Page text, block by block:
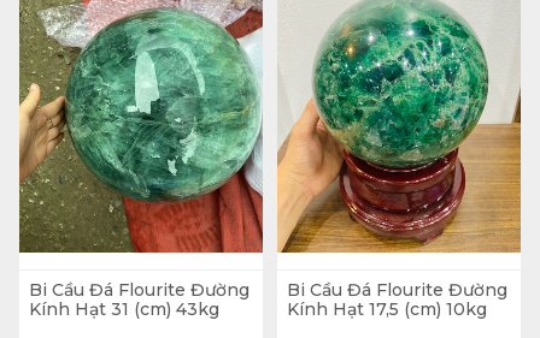
Bi Cầu Đá Flourite Đường
Kính Hạt 31 (cm) 43kg
Bi Cầu Đá Flourite Đường
Kính Hạt 17,5 (cm) 10kg